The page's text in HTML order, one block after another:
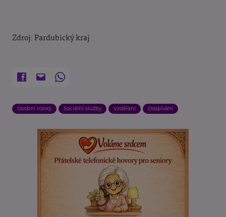
Zdroj: Pardubický kraj
Osobní rozvoj Sociální služby Vzdělání Dospívání